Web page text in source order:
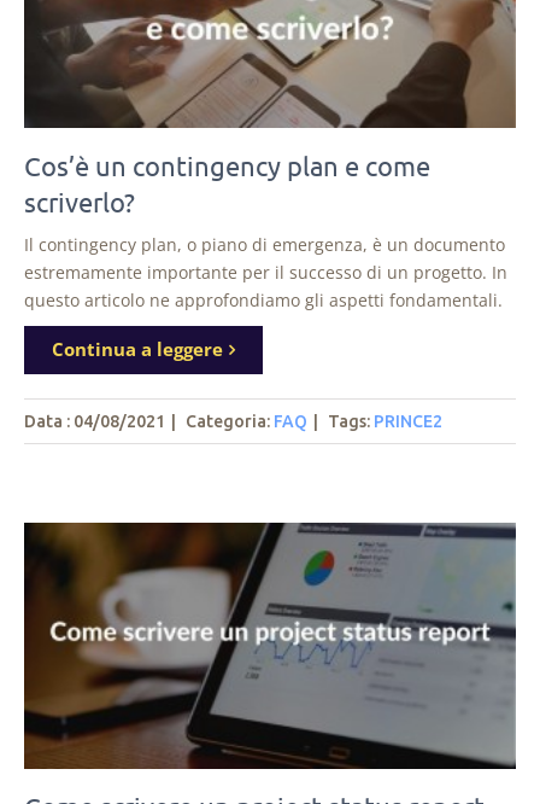
Cos’è un contingency plan e come
scriverlo?
Il contingency plan, o piano di emergenza, è un documento
estremamente importante per il successo di un progetto. In
questo articolo ne approfondiamo gli aspetti fondamentali.
Continua a leggere
Data : 04/08/2021 Categoria: FAQ Tags: PRINCE2